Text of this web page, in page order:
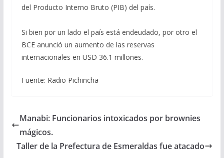
del Producto Interno Bruto (PIB) del país.
Si bien por un lado el país está endeudado, por otro el
BCE anunció un aumento de las reservas
internacionales en USD 36.1 millones.
Fuente: Radio Pichincha
Manabi: Funcionarios intoxicados por brownies
mágicos.
Taller de la Prefectura de Esmeraldas fue atacado